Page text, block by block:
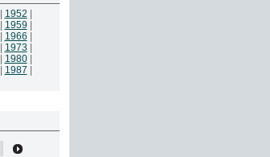
1952
1959
1966
1973
1980|
1987